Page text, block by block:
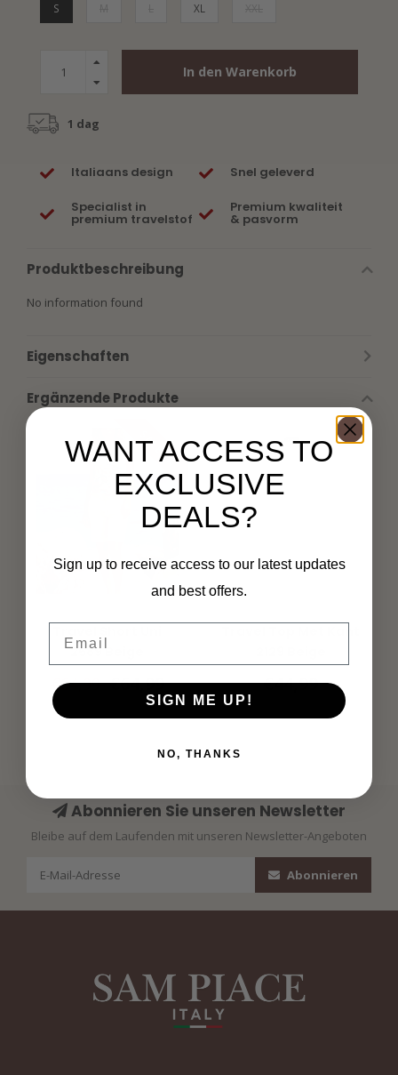
S XL
In den Warenkorb
1 dag
Italiaans design Snel geleverd
Specialist in
premium travelstof
Premium kwaliteit
& pasvorm
Produktbeschreibung
No information found
Eigenschaften
Ergänzende Produkte
SALE 0%
2589 Beige
€64,99 €64,99 €44,99
Abonnieren Sie unseren Newsletter
Bleibe auf dem Laufenden mit unseren Newsletter-Angeboten
Abonnieren
WANT ACCESS TO
EXCLUSIVE
DEALS?
Sign up to receive access to our latest updates
and best offers.
SIGN ME UP!
NO, THANKS